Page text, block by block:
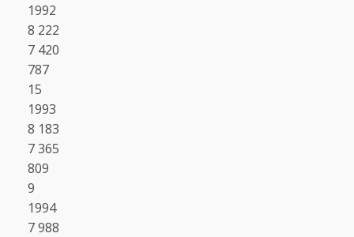
1992
8 222
7 420
787
15
1993
8 183
7 365
809
9
1994
7 988